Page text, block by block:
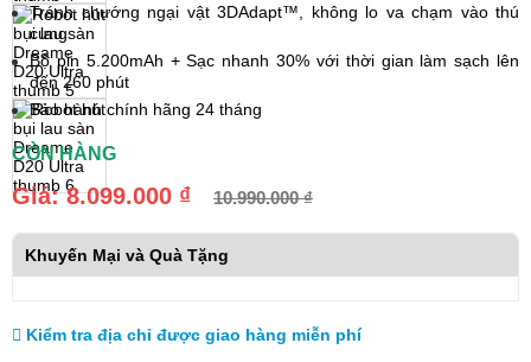
Tránh chướng ngại vật 3DAdapt™, không lo va chạm vào thú
cưng
Bộ pin 5.200mAh + Sạc nhanh 30% với thời gian làm sạch lên
đến 260 phút
Bảo hành chính hãng 24 tháng
CÒN HÀNG
Giá:8.099.000 ₫ 10.990.000 ₫
Khuyến Mại và Quà Tặng
Kiểm tra địa chỉ được giao hàng miễn phí